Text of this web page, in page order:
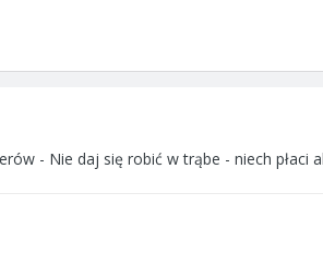
- Nie daj się robić w trąbe - niech płaci